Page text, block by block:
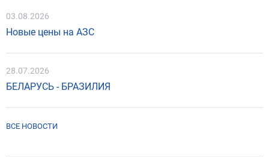
03.08.2026
Новые цены на АЗС
28.07.2026
БЕЛАРУСЬ - БРАЗИЛИЯ
ВСЕ НОВОСТИ